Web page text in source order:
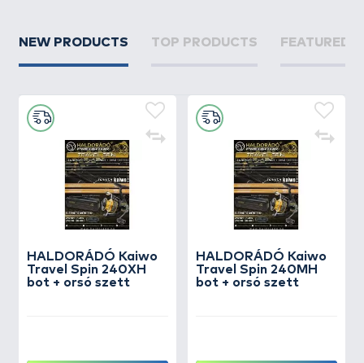
NEW PRODUCTS TOP PRODUCTS FEATURED
HALDORÁDÓ Kaiwo
Travel Spin 240XH
bot + orsó szett
HALDORÁDÓ Kaiwo
Travel Spin 240MH
bot + orsó szett